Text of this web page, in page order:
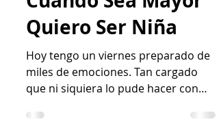
Nicole Vaquero
14 sept 2018
4 min de lectura
Cuando Sea Mayor
Quiero Ser Niña
miles de emociones. Tan cargado